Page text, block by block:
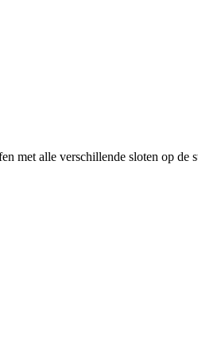
met alle verschillende sloten op de